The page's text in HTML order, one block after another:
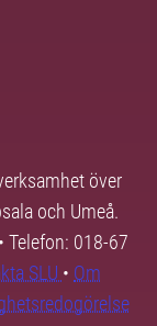
över
och Umeå.
Telefon: 018-67
SLU • Om